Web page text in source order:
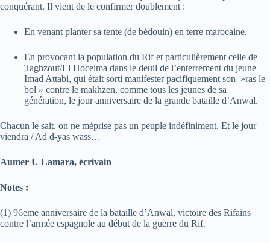
conquérant. Il vient de le confirmer doublement :
En venant planter sa tente (de bédouin) en terre marocaine.
En provocant la population du Rif et particulièrement celle de
Taghzout/El Hoceima dans le deuil de l’enterrement du jeune
Imad Attabi, qui était sorti manifester pacifiquement son »ras le
bol » contre le makhzen, comme tous les jeunes de sa
génération, le jour anniversaire de la grande bataille d’Anwal.
Chacun le sait, on ne méprise pas un peuple indéfiniment. Et le jour
viendra / Ad d-yas wass…
Aumer U Lamara, écrivain
Notes :
(1) 96eme anniversaire de la bataille d’Anwal, victoire des Rifains
contre l’armée espagnole au début de la guerre du Rif.